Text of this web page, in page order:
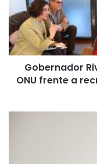
n
a
d
o
Gobernador
ONU frente a